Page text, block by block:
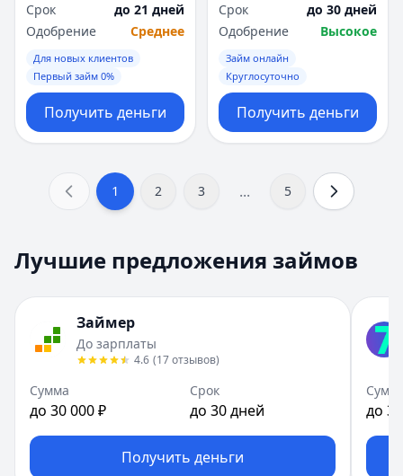
Срок
до 21 дней
Одобрение
Среднее
Для новых клиентов
Первый займ 0%
Получить деньги
Срок
до 30 дней
Одобрение
Высокое
Займ онлайн
Круглосуточно
Получить деньги
1 2 3 ... 5
Лучшие предложения займов
Займер
До зарплаты
4.6 (17отзывов)
Сумма
до 30 000 ₽
Срок
до 30 дней
Получить деньги
до